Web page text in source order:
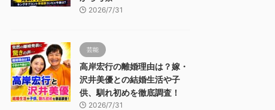
2026/7/31
芸能
高岸宏行の離婚理由は？嫁・
沢井美優との結婚生活や子
供、馴れ初めを徹底調査！
2026/7/31